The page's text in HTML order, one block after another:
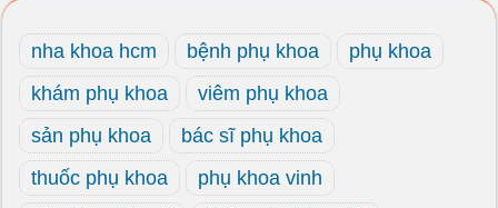
nha khoa hcm bệnh phụ khoa
phụ khoa
khám phụ khoa
viêm phụ khoa
sản phụ khoa
bác sĩ phụ khoa
thuốc phụ khoa
phụ khoa vinh